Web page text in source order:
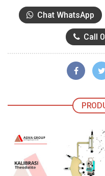
Chat WhatsApp
Call